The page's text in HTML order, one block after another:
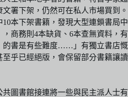
署下架，仍然可在私人市場買到。
本下架書籍，發現大型連鎖書局中
商務則4本缺貨、6本查無資料，有
的書是有些難度……」有獨立書店慨
乎已經絕版，會保留部分書籍讓讀
圖書館接連將一些與民主派人士有